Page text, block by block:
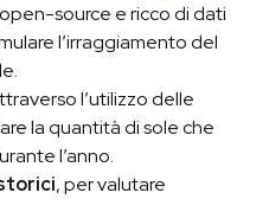
source e ricco di dati
l’irraggiamento del
l’utilizzo delle
la quantità di sole che
l’anno.
, per valutare